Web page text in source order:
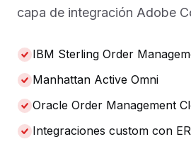
capa de integración Adobe
IBM Sterling Order
Manhattan Active Omni
Oracle Order Management
Integraciones custom con